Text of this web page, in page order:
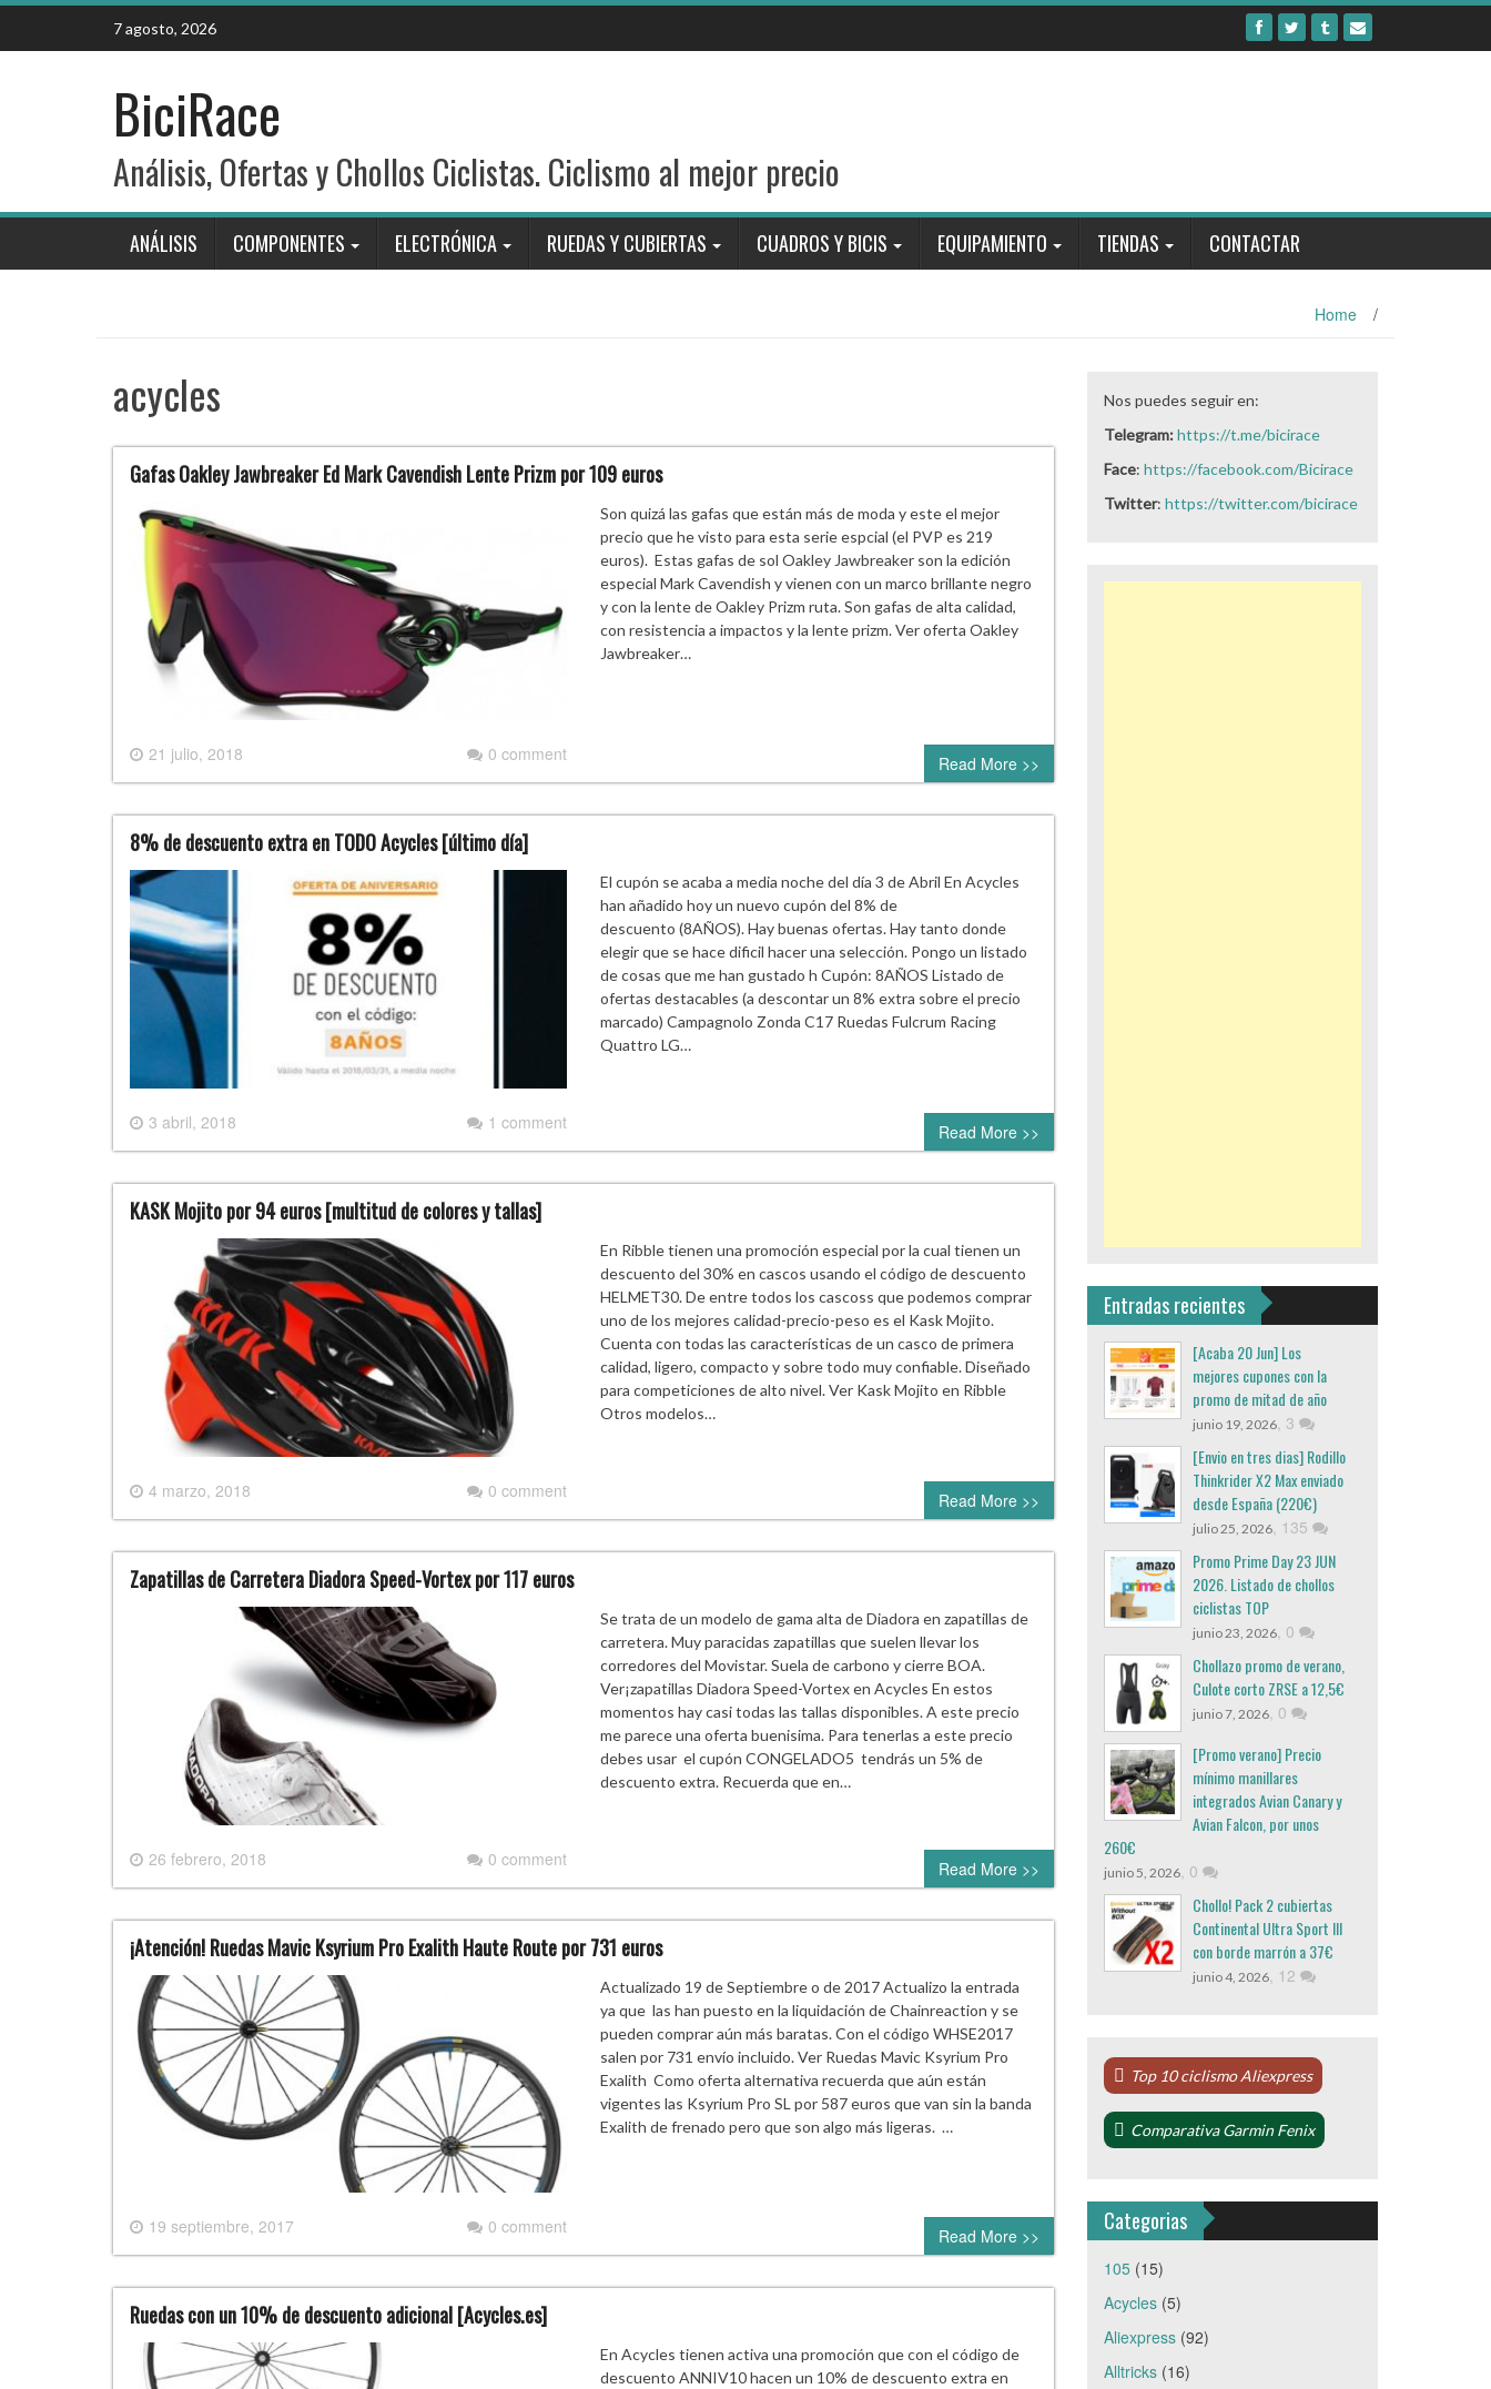
Skip
content
7 agosto, 2026
BiciRace
Análisis, Ofertas y Chollos Ciclistas. Ciclismo al mejor precio
ANÁLISIS COMPONENTES ELECTRÓNICA RUEDAS Y CUBIERTAS CUADROS Y BICIS EQUIPAMIENTO TIENDAS CONTACTAR
Home /
acycles
Gafas Oakley Jawbreaker Ed Mark Cavendish Lente Prizm por 109 euros
21 julio, 2018 0 comment
Son quizá las gafas que están más de moda y este el mejor
precio que he visto para esta serie espcial (el PVP es 219
euros). Estas gafas de sol Oakley Jawbreaker son la edición
especial Mark Cavendish y vienen con un marco brillante negro
y con la lente de Oakley Prizm ruta. Son gafas de alta calidad,
con resistencia a impactos y la lente prizm. Ver oferta Oakley
Jawbreaker…
Read More >>
8% de descuento extra en TODO Acycles [último día]
3 abril, 2018 1 comment
El cupón se acaba a media noche del día 3 de Abril En Acycles
han añadido hoy un nuevo cupón del 8% de
descuento (8AÑOS). Hay buenas ofertas. Hay tanto donde
elegir que se hace dificil hacer una selección. Pongo un listado
de cosas que me han gustado h Cupón: 8AÑOS Listado de
ofertas destacables (a descontar un 8% extra sobre el precio
marcado) Campagnolo Zonda C17 Ruedas Fulcrum Racing
Quattro LG…
Read More >>
KASK Mojito por 94 euros [multitud de colores y tallas]
4 marzo, 2018 0 comment
En Ribble tienen una promoción especial por la cual tienen un
descuento del 30% en cascos usando el código de descuento
HELMET30. De entre todos los cascoss que podemos comprar
uno de los mejores calidad-precio-peso es el Kask Mojito.
Cuenta con todas las características de un casco de primera
calidad, ligero, compacto y sobre todo muy confiable. Diseñado
para competiciones de alto nivel. Ver Kask Mojito en Ribble
Otros modelos…
Read More >>
Zapatillas de Carretera Diadora Speed-Vortex por 117 euros
26 febrero, 2018 0 comment
Se trata de un modelo de gama alta de Diadora en zapatillas de
carretera. Muy paracidas zapatillas que suelen llevar los
corredores del Movistar. Suela de carbono y cierre BOA.
Ver¡zapatillas Diadora Speed-Vortex en Acycles En estos
momentos hay casi todas las tallas disponibles. A este precio
me parece una oferta buenisima. Para tenerlas a este precio
debes usar el cupón CONGELADO5 tendrás un 5% de
descuento extra. Recuerda que en…
Read More >>
¡Atención! Ruedas Mavic Ksyrium Pro Exalith Haute Route por 731 euros
19 septiembre, 2017 0 comment
Actualizado 19 de Septiembre o de 2017 Actualizo la entrada
ya que las han puesto en la liquidación de Chainreaction y se
pueden comprar aún más baratas. Con el código WHSE2017
salen por 731 envío incluido. Ver Ruedas Mavic Ksyrium Pro
Exalith Como oferta alternativa recuerda que aún están
vigentes las Ksyrium Pro SL por 587 euros que van sin la banda
Exalith de frenado pero que son algo más ligeras. …
Read More >>
Ruedas con un 10% de descuento adicional [Acycles.es]
En Acycles tienen activa una promoción que con el código de
descuento ANNIV10 hacen un 10% de descuento extra en
Nos puedes seguir en:
Telegram:https://t.me/bicirace
Face: https://facebook.com/Bicirace
Twitter: https://twitter.com/bicirace
Entradas recientes
[Acaba 20 Jun] Los
mejores cupones con la
promo de mitad de año
junio 19, 2026, 3
[Envio en tres dias] Rodillo
Thinkrider X2 Max enviado
desde España (220€)
julio 25, 2026, 135
Promo Prime Day 23 JUN
2026. Listado de chollos
ciclistas TOP
junio 23, 2026, 0
Chollazo promo de verano,
Culote corto ZRSE a 12,5€
junio 7, 2026, 0
[Promo verano] Precio
mínimo manillares
integrados Avian Canary y
Avian Falcon, por unos
260€
junio 5, 2026, 0
Chollo! Pack 2 cubiertas
Continental Ultra Sport III
con borde marrón a 37€
junio 4, 2026, 12
Top 10 ciclismo Aliexpress
Comparativa Garmin Fenix
Categorias
105(15)
Acycles(5)
Aliexpress(92)
Alltricks(16)